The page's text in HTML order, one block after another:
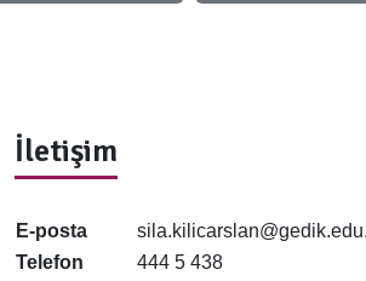
İletişim
E-posta
Telefon
444 5 438